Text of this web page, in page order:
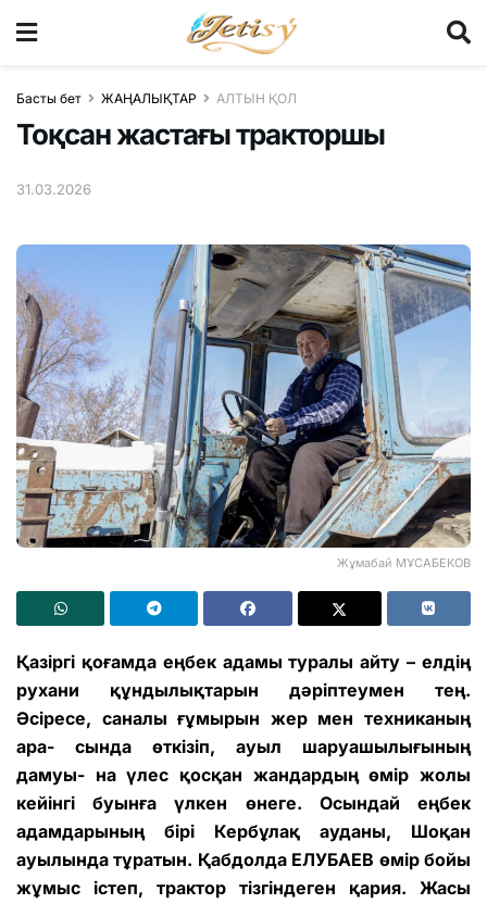
Басты бет ЖАҢАЛЫҚТАР АЛТЫН ҚОЛ
Тоқсан жастағы тракторшы
31.03.2026
Жұмабай МҰСАБЕКОВ
Қазіргі қоғамда еңбек адамы туралы айту – елдің
рухани құндылықтарын дәріптеумен тең.
Әсіресе, саналы ғұмырын жер мен техниканың
ара- сында өткізіп, ауыл шаруашылығының
дамуы- на үлес қосқан жандардың өмір жолы
кейінгі буынға үлкен өнеге. Осындай еңбек
адамдарының бірі Кербұлақ ауданы, Шоқан
ауылында тұратын. Қабдолда ЕЛУБАЕВ өмір бойы
жұмыс істеп, трактор тізгіндеген қария. Жасы